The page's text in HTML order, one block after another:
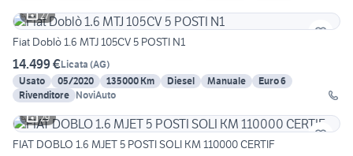
27
Fiat Doblò 1.6 MTJ 105CV 5 POSTI N1
14.499 €Licata (AG)
Usato
05/2020 135000 Km Diesel Manuale
Euro 6
Rivenditore NoviAuto
29
FIAT DOBLO 1.6 MJET 5 POSTI SOLI KM 110000 CERTIF